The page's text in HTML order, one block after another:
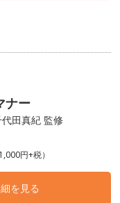
ナー
田真紀 監修
円+税）
を見る